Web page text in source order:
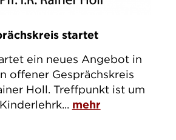
startet
ein neues Angebot in
offener Gesprächskreis
Holl. Treffpunkt ist um
mehr